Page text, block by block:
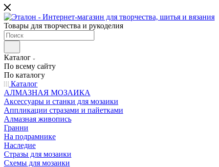
Товары для творчества и рукоделия
Каталог
По всему сайту
По каталогу
Каталог
АЛМАЗНАЯ МОЗАИКА
Аксессуары и станки для мозаики
Аппликации стразами и пайетками
Алмазная живопись
Гранни
На подрамнике
Наследие
Стразы для мозаики
Схемы для мозаики